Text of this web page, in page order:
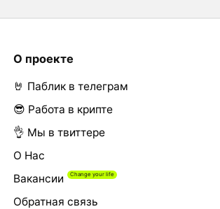
О проекте
🤘 Паблик в телеграм
😎 Работа в крипте
👌 Мы в твиттере
О Нас
Вакансии
Обратная связь